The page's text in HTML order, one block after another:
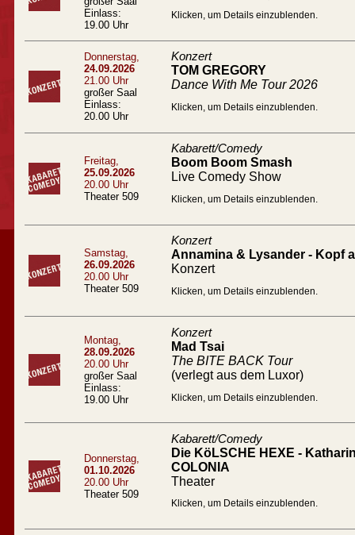
Einlass:
19.00 Uhr
Klicken, um Details einzublenden.
Donnerstag,
24.09.2026
21.00 Uhr
großer Saal
Einlass:
20.00 Uhr
Konzert
TOM GREGORY
Dance With Me Tour 2026
Klicken, um Details einzublenden.
Freitag,
25.09.2026
20.00 Uhr
Theater 509
Kabarett/Comedy
Boom Boom Smash
Live Comedy Show
Klicken, um Details einzublenden.
Samstag,
26.09.2026
20.00 Uhr
Theater 509
Konzert
Annamina & Lysander - Kopf
Konzert
Klicken, um Details einzublenden.
Montag,
28.09.2026
20.00 Uhr
großer Saal
Einlass:
19.00 Uhr
Konzert
Mad Tsai
The BITE BACK Tour
(verlegt aus dem Luxor)
Klicken, um Details einzublenden.
Donnerstag,
01.10.2026
20.00 Uhr
Theater 509
Kabarett/Comedy
Die KöLSCHE HEXE -
COLONIA
Theater
Klicken, um Details einzublenden.